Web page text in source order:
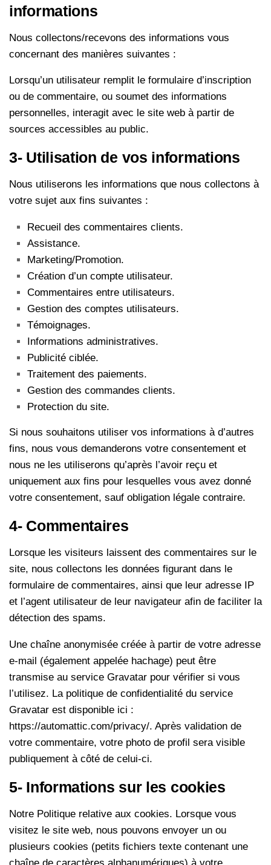
informations
Nous collectons/recevons des informations vous
concernant des manières suivantes :
Lorsqu’un utilisateur remplit le formulaire d’inscription
ou de commentaire, ou soumet des informations
personnelles, interagit avec le site web à partir de
sources accessibles au public.
3- Utilisation de vos informations
Nous utiliserons les informations que nous collectons à
votre sujet aux fins suivantes :
Recueil des commentaires clients.
Assistance.
Marketing/Promotion.
Création d’un compte utilisateur.
Commentaires entre utilisateurs.
Gestion des comptes utilisateurs.
Témoignages.
Informations administratives.
Publicité ciblée.
Traitement des paiements.
Gestion des commandes clients.
Protection du site.
Si nous souhaitons utiliser vos informations à d’autres
fins, nous vous demanderons votre consentement et
nous ne les utiliserons qu’après l’avoir reçu et
uniquement aux fins pour lesquelles vous avez donné
votre consentement, sauf obligation légale contraire.
4- Commentaires
Lorsque les visiteurs laissent des commentaires sur le
site, nous collectons les données figurant dans le
formulaire de commentaires, ainsi que leur adresse IP
et l’agent utilisateur de leur navigateur afin de faciliter la
détection des spams.
Une chaîne anonymisée créée à partir de votre adresse
e-mail (également appelée hachage) peut être
transmise au service Gravatar pour vérifier si vous
l’utilisez. La politique de confidentialité du service
Gravatar est disponible ici :
https://automattic.com/privacy/. Après validation de
votre commentaire, votre photo de profil sera visible
publiquement à côté de celui-ci.
5- Informations sur les cookies
Notre Politique relative aux cookies. Lorsque vous
visitez le site web, nous pouvons envoyer un ou
plusieurs cookies (petits fichiers texte contenant une